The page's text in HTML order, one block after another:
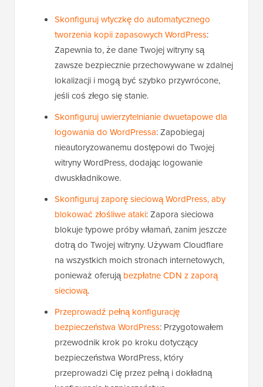
Skonfiguruj wtyczkę do automatycznego
tworzenia kopii zapasowych WordPress:
Zapewnia to, że dane Twojej witryny są
zawsze bezpiecznie przechowywane w zdalnej
lokalizacji i mogą być szybko przywrócone,
jeśli coś złego się stanie.
Skonfiguruj uwierzytelnianie dwuetapowe dla
logowania do WordPressa: Zapobiegaj
nieautoryzowanemu dostępowi do Twojej
witryny WordPress, dodając logowanie
dwuskładnikowe.
Skonfiguruj zaporę sieciową WordPress, aby
blokować złośliwe ataki: Zapora sieciowa
blokuje typowe próby włamań, zanim jeszcze
dotrą do Twojej witryny. Używam Cloudflare
na wszystkich moich stronach internetowych,
ponieważ oferująbezpłatne CDN z zaporą
sieciową.
Przeprowadź pełną konfigurację
bezpieczeństwa WordPress: Przygotowałem
przewodnik krok po kroku dotyczący
bezpieczeństwa WordPress, który
przeprowadzi Cię przez pełną i dokładną